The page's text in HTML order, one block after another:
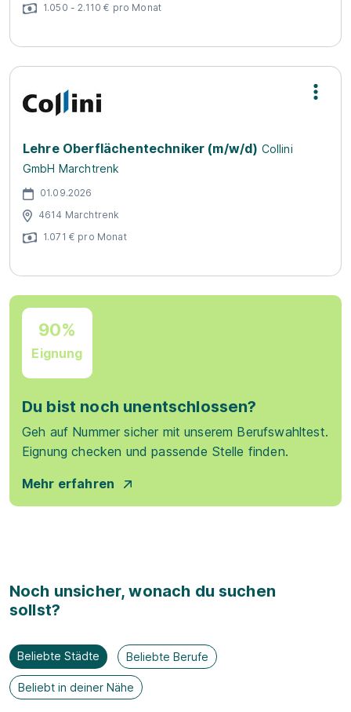
1.050 - 2.110 € pro Monat
Lehre Oberflächentechniker (m/w/d) Collini
GmbH Marchtrenk
01.09.2026
4614 Marchtrenk
1.071 € pro Monat
90%
Eignung
Du bist noch unentschlossen?
Geh auf Nummer sicher mit unserem Berufswahltest.
Eignung checken und passende Stelle finden.
Mehr erfahren
Noch unsicher, wonach du suchen
sollst?
Beliebte Städte Beliebte Berufe
Beliebt in deiner Nähe